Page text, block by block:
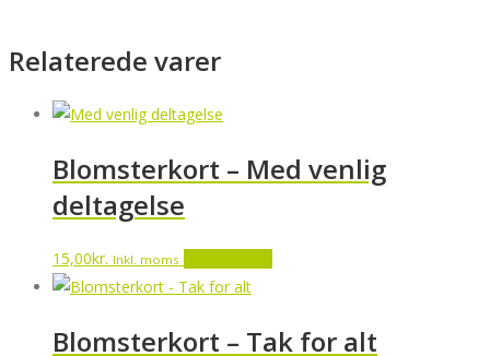
Relaterede varer
Blomsterkort – Med venlig
deltagelse
15,00kr. Inkl. moms
Blomsterkort – Tak for alt